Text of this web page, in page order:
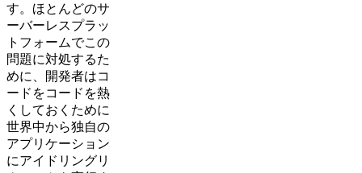
す。ほとんどのサ
ーバーレスプラッ
トフォームでこの
問題に対処するた
めに、開発者はコ
ードをコードを熱
くしておくために
世界中から独自の
アプリケーション
にアイドリングリ